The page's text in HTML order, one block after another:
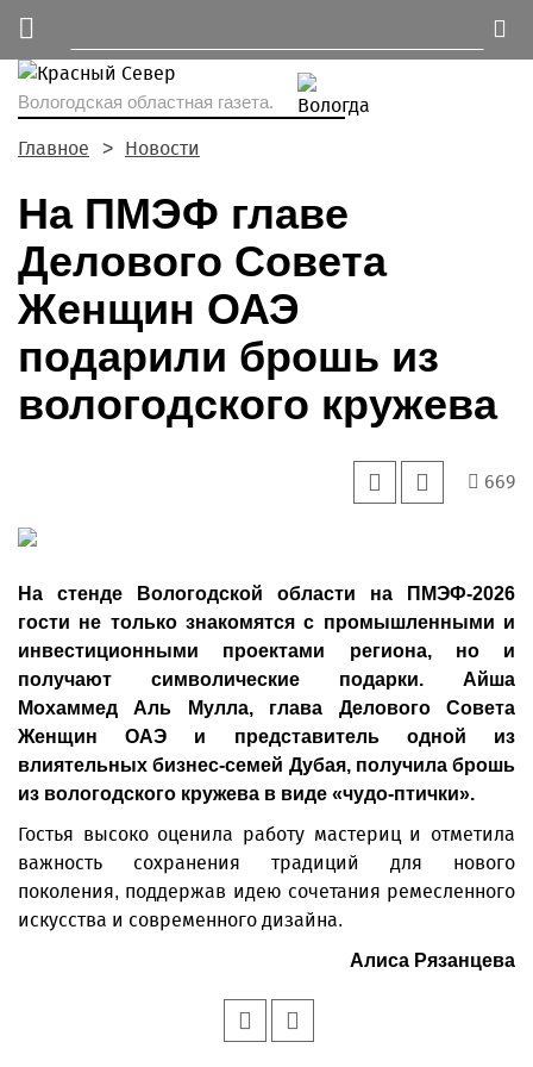
Вологодская областная газета.
Главное Новости
На ПМЭФ главе
Делового Совета
Женщин ОАЭ
подарили брошь из
вологодского кружева
669
На стенде Вологодской области на ПМЭФ-2026
гости не только знакомятся с промышленными и
инвестиционными проектами региона, но и
получают символические подарки. Айша
Мохаммед Аль Мулла, глава Делового Совета
Женщин ОАЭ и представитель одной из
влиятельных бизнес‑семей Дубая, получила брошь
из вологодского кружева в виде «чудо‑птички».
Гостья высоко оценила работу мастериц и отметила
важность сохранения традиций для нового
поколения, поддержав идею сочетания ремесленного
искусства и современного дизайна.
Алиса Рязанцева